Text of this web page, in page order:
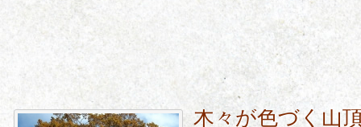
木々が色づく山